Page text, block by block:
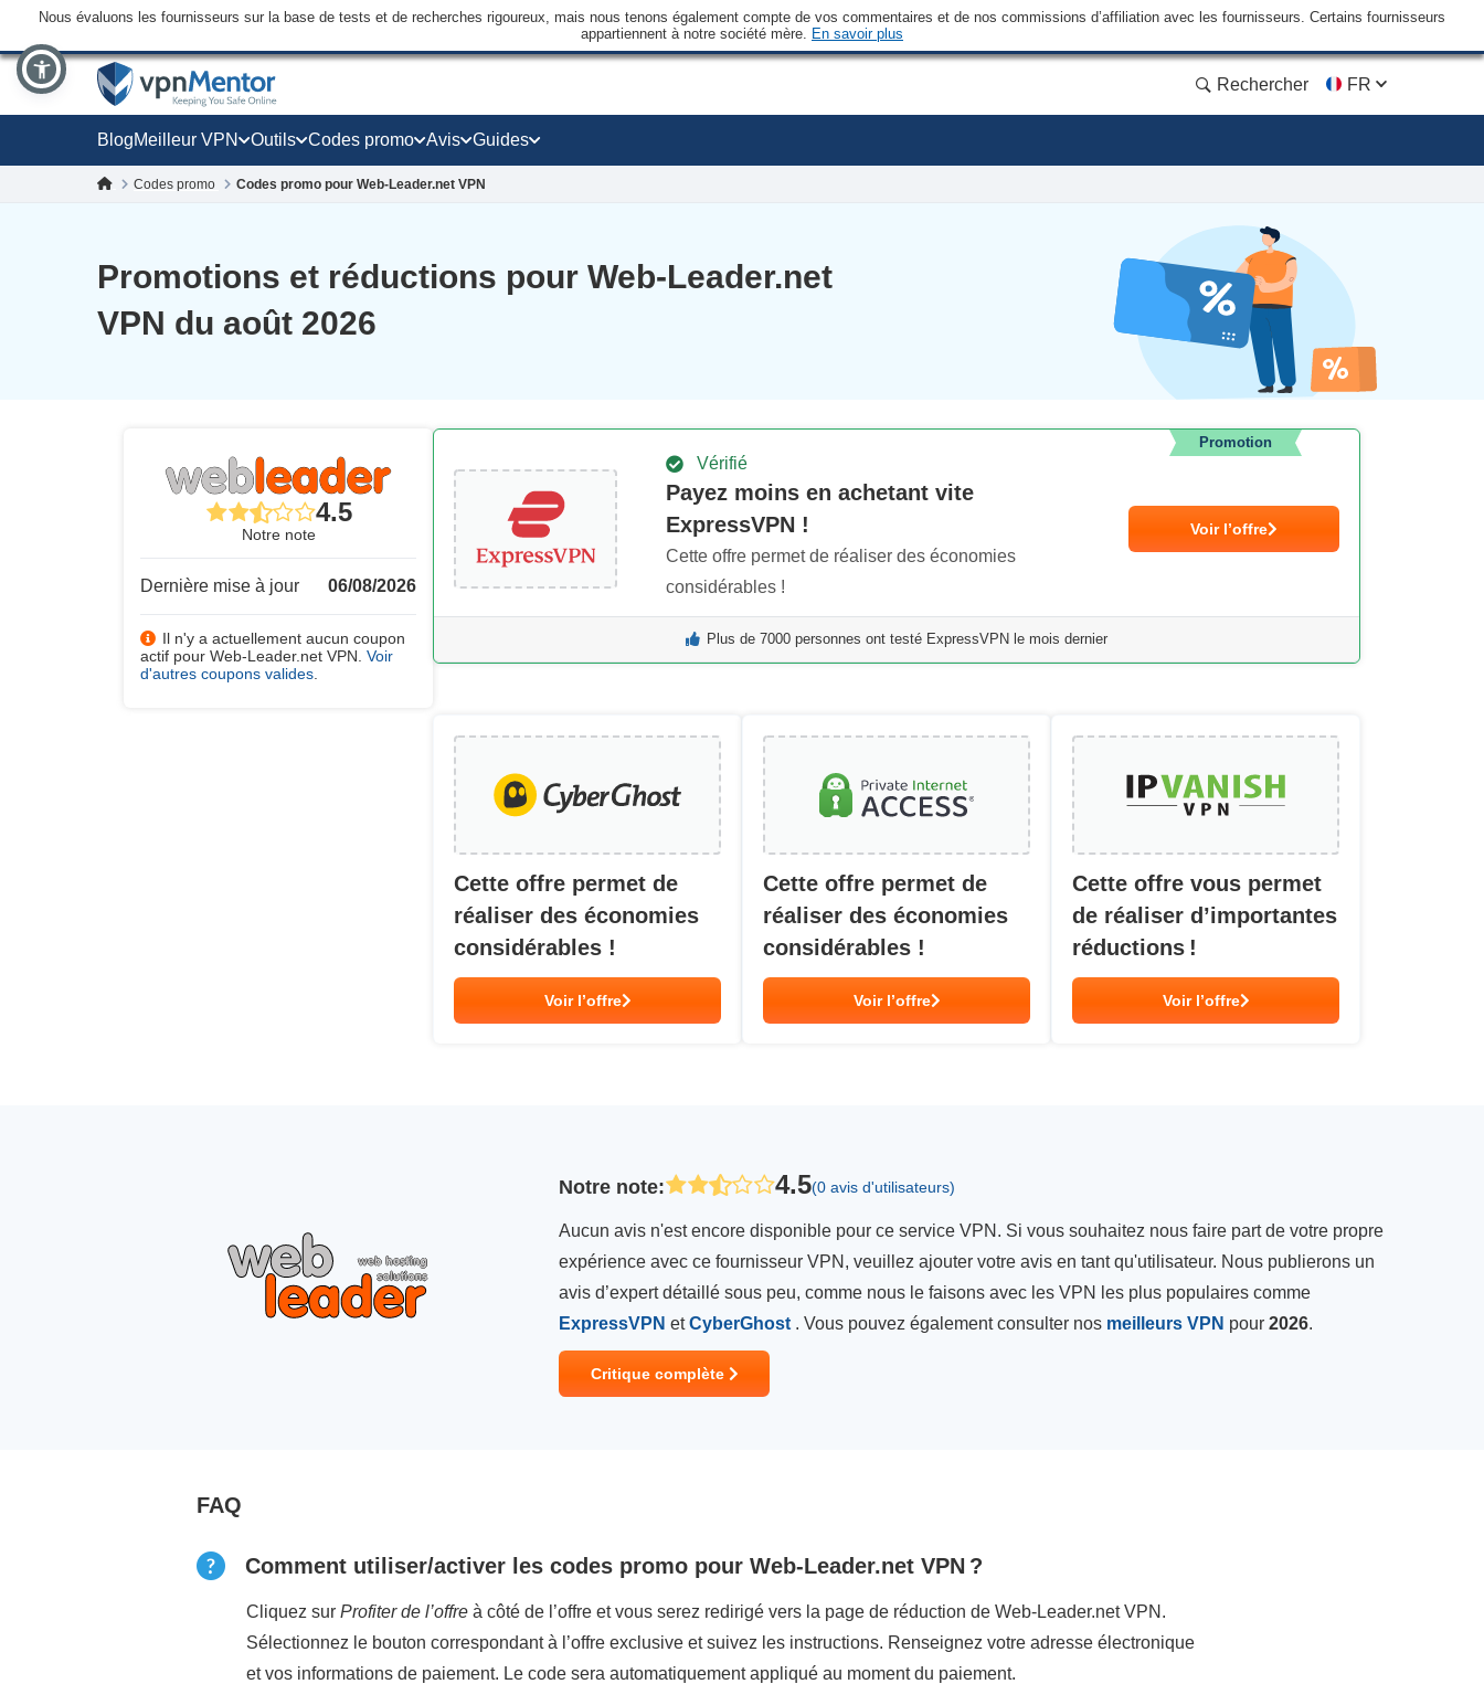
Nous évaluons les fournisseurs sur la base de tests et de recherches rigoureux, mais nous tenons également compte de vos commentaires et de nos commissions d’affiliation avec les fournisseurs. Certains fournisseurs
appartiennent à notre société mère. En savoir plus
Rechercher FR
BlogMeilleur VPN Outils Codes promo Avis Guides
Codes promo Codes promo pour Web-Leader.net VPN
Promotions et réductions pour Web-Leader.net
VPN du août 2026
4.5
Notre note
Dernière mise à jour 06/08/2026
Il n'y a actuellement aucun coupon
actif pour Web-Leader.net VPN. Voir
d'autres coupons valides
Vérifié
Payez moins en achetant vite
ExpressVPN !
Cette offre permet de réaliser des économies
considérables !
Voir l’offre
Promotion
Plus de 7000 personnes ont testé ExpressVPN le mois dernier
Cette offre permet de
réaliser des économies
considérables !
Voir l’offre
Cette offre permet de
réaliser des économies
considérables !
Voir l’offre
Cette offre vous permet
de réaliser d’importantes
réductions !
Voir l’offre
Notre note: 4.5(0 avis d'utilisateurs)
Aucun avis n'est encore disponible pour ce service VPN. Si vous souhaitez nous faire part de votre propre
expérience avec ce fournisseur VPN, veuillez ajouter votre avis en tant qu'utilisateur. Nous publierons un
avis d’expert détaillé sous peu, comme nous le faisons avec les VPN les plus populaires comme
ExpressVPN etCyberGhost . Vous pouvez également consulter nos meilleurs VPN pour 2026.
Critique complète
FAQ
Comment utiliser/activer les codes promo pour Web-Leader.net VPN ?
Cliquez sur Profiter de l’offre à côté de l’offre et vous serez redirigé vers la page de réduction de Web-Leader.net VPN.
Sélectionnez le bouton correspondant à l’offre exclusive et suivez les instructions. Renseignez votre adresse électronique
et vos informations de paiement. Le code sera automatiquement appliqué au moment du paiement.